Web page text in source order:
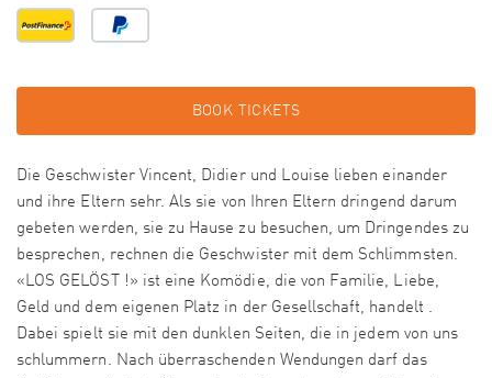
BOOK TICKETS
Die Geschwister Vincent, Didier und Louise lieben einander
und ihre Eltern sehr. Als sie von Ihren Eltern dringend darum
gebeten werden, sie zu Hause zu besuchen, um Dringendes zu
besprechen, rechnen die Geschwister mit dem Schlimmsten.
«LOS GELÖST !» ist eine Komödie, die von Familie, Liebe,
Geld und dem eigenen Platz in der Gesellschaft, handelt .
Dabei spielt sie mit den dunklen Seiten, die in jedem von uns
schlummern. Nach überraschenden Wendungen darf das